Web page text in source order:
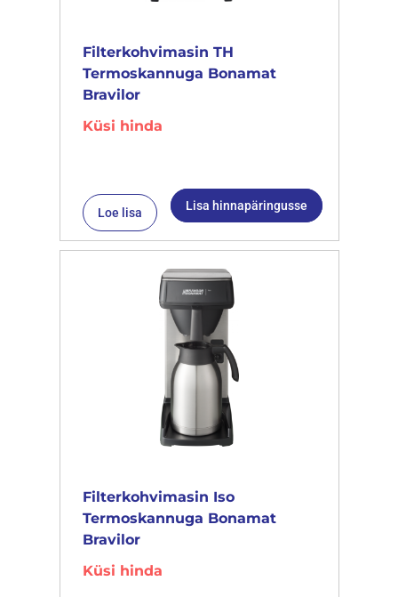
Filterkohvimasin TH
Termoskannuga Bonamat
Bravilor
Küsi hinda
Loe lisa Lisa hinnapäringusse
Filterkohvimasin Iso
Termoskannuga Bonamat
Bravilor
Küsi hinda